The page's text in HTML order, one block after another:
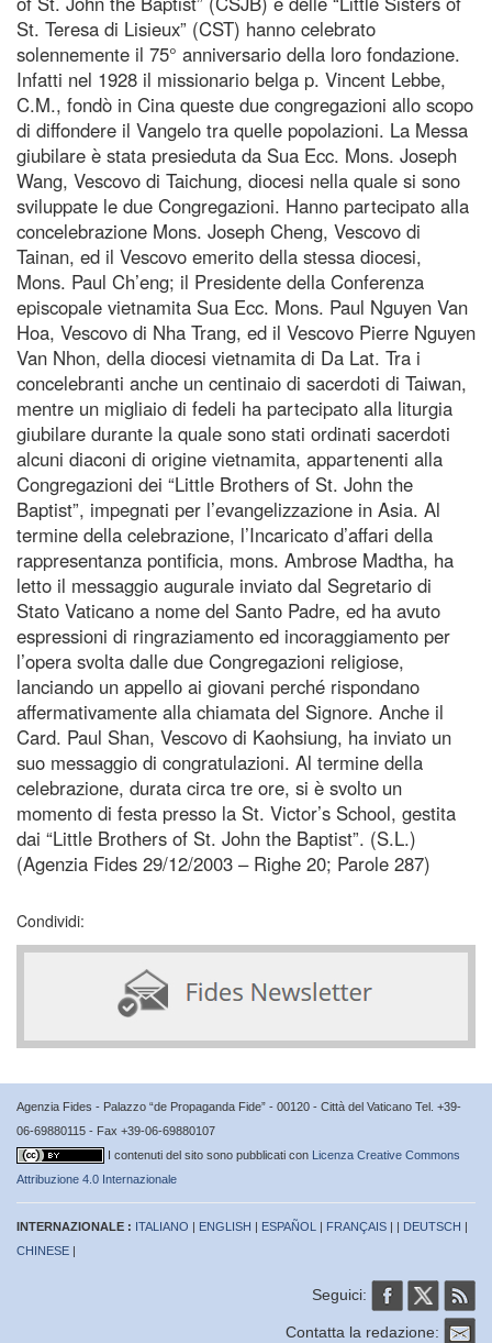
St. Teresa di Lisieux” (CST) hanno celebrato
solennemente il 75° anniversario della loro fondazione.
Infatti nel 1928 il missionario belga p. Vincent Lebbe,
C.M., fondò in Cina queste due congregazioni allo scopo
di diffondere il Vangelo tra quelle popolazioni. La Messa
giubilare è stata presieduta da Sua Ecc. Mons. Joseph
Wang, Vescovo di Taichung, diocesi nella quale si sono
sviluppate le due Congregazioni. Hanno partecipato alla
concelebrazione Mons. Joseph Cheng, Vescovo di
Tainan, ed il Vescovo emerito della stessa diocesi,
Mons. Paul Ch’eng; il Presidente della Conferenza
episcopale vietnamita Sua Ecc. Mons. Paul Nguyen Van
Hoa, Vescovo di Nha Trang, ed il Vescovo Pierre Nguyen
Van Nhon, della diocesi vietnamita di Da Lat. Tra i
concelebranti anche un centinaio di sacerdoti di Taiwan,
mentre un migliaio di fedeli ha partecipato alla liturgia
giubilare durante la quale sono stati ordinati sacerdoti
alcuni diaconi di origine vietnamita, appartenenti alla
Congregazioni dei “Little Brothers of St. John the
Baptist”, impegnati per l’evangelizzazione in Asia. Al
termine della celebrazione, l’Incaricato d’affari della
rappresentanza pontificia, mons. Ambrose Madtha, ha
letto il messaggio augurale inviato dal Segretario di
Stato Vaticano a nome del Santo Padre, ed ha avuto
espressioni di ringraziamento ed incoraggiamento per
l’opera svolta dalle due Congregazioni religiose,
lanciando un appello ai giovani perché rispondano
affermativamente alla chiamata del Signore. Anche il
Card. Paul Shan, Vescovo di Kaohsiung, ha inviato un
suo messaggio di congratulazioni. Al termine della
celebrazione, durata circa tre ore, si è svolto un
momento di festa presso la St. Victor’s School, gestita
dai “Little Brothers of St. John the Baptist”. (S.L.)
(Agenzia Fides 29/12/2003 – Righe 20; Parole 287)
Condividi:
Agenzia Fides - Palazzo “de Propaganda Fide” - 00120 - Città del Vaticano Tel. +39-
06-69880115 - Fax +39-06-69880107
I contenuti del sito sono pubblicati con Licenza Creative Commons
Attribuzione 4.0 Internazionale
INTERNAZIONALE : ITALIANO | ENGLISH | ESPAÑOL | FRANÇAIS | | DEUTSCH |
CHINESE |
Seguici:
Contatta la redazione: